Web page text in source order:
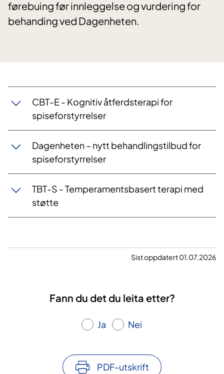
førebuing før innleggelse og vurdering for
behanding ved Dagenheten.
CBT-E - Kognitiv åtferdsterapi for
spiseforstyrrelser
Dagenheten – nytt behandlingstilbud for
spiseforstyrrelser
TBT-S - Temperamentsbasert terapi med
støtte
Sist oppdatert 01.07.2026
Fann du det du leita etter?
Ja Nei
PDF-utskrift